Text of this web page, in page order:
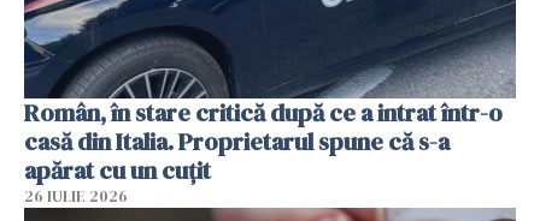
Român, în stare critică după ce a intrat într-o
casă din Italia. Proprietarul spune că s-a
apărat cu un cuțit
26 IULIE 2026